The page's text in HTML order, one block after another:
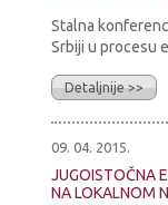
Stalna
Srbiji u procesu
Detaljnije >>
09. 04. 2015.
JUGOISTOČNA
NA LOKALNOM